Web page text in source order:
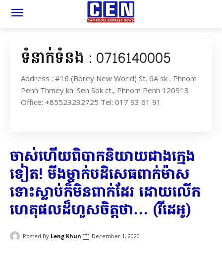
ទំនាក់ទំនង : 0716140005
Address : #16 (Borey New World) St. 6A sk . Phnom
Penh Thmey kh. Sen Sok ct., Phnom Penh 120913
Office: +85523232725 Tel: 017 93 61 91
ចាស់​ហើយ​ពិបាក​និយាយ​ជាង​ក្មេង​
ទៀត​! មីង​ម្នាក់​បដិសេធ​ពាក់​ម៉ាស
ទោះ​ស្លាប់​ក៏​មិន​ពាក់​ដែរ ដោយ​លើក​
ហេតុផល​ដ៏​ហួសចិត្ត​ថា​… (​វីដេអូ​)
Posted By Leng Khun December 1, 2020